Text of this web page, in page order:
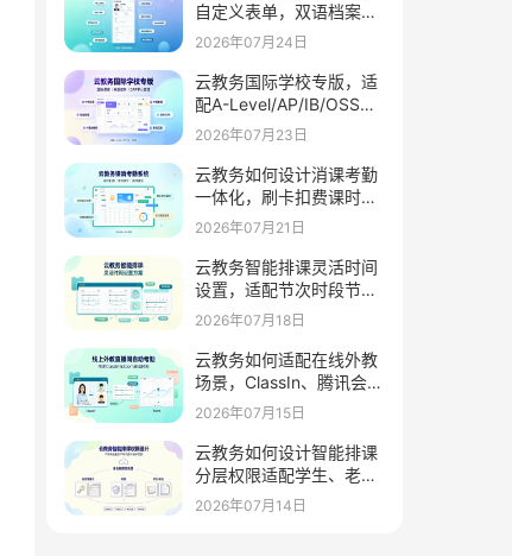
自定义表单，双语档案管
理外籍生护照签证履历信
2026年07月24日
云教务国际学校专版，适
配A-Level/AP/IB/OSSD
课程，支持GPA学分外教
2026年07月23日
云教务如何设计消课考勤
一体化，刷卡扣费课时统
计同步推送家长通知
2026年07月21日
云教务智能排课灵活时间
设置，适配节次时段节假
日学期周期
2026年07月18日
云教务如何适配在线外教
场景，ClassIn、腾讯会
议、Zoom自动考勤
2026年07月15日
云教务如何设计智能排课
分层权限适配学生、老
师、教务不同角色
2026年07月14日